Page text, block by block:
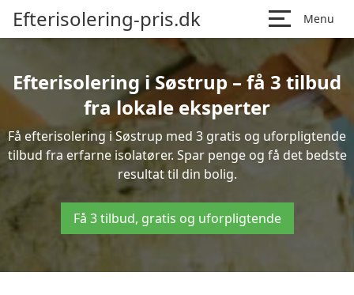
Efterisolering-pris.dk Menu
Efterisolering i Søstrup – få 3 tilbud
fra lokale eksperter
Få efterisolering i Søstrup med 3 gratis og uforpligtende
tilbud fra erfarne isolatører. Spar penge og få det bedste
resultat til din bolig.
Få 3 tilbud, gratis og uforpligtende